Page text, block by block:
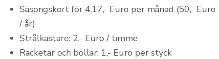
Säsongskort för 4,17,- Euro per månad (50,- Euro
/ år)
Strålkastare: 2,- Euro / timme
Racketar och bollar: 1,- Euro per styck